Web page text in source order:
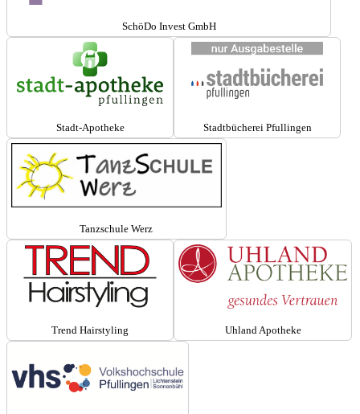
SchöDo Invest GmbH
Stadt-Apotheke Stadtbücherei Pfullingen
Tanzschule Werz
Trend Hairstyling Uhland Apotheke